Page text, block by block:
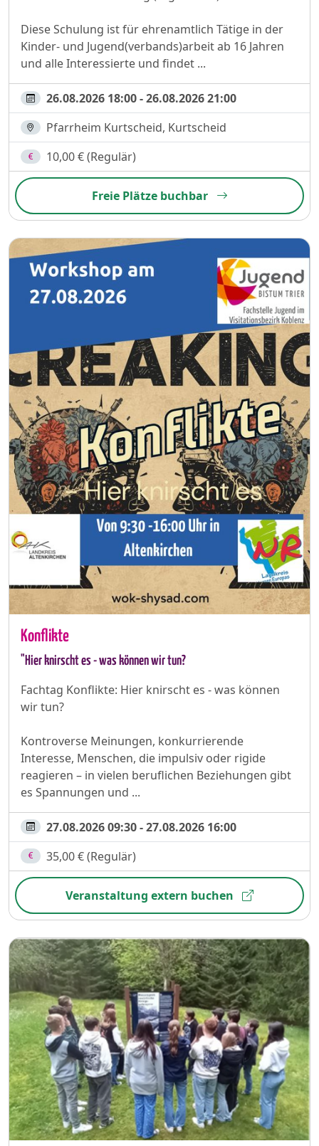
Diese Schulung ist für ehrenamtlich Tätige in der
Kinder- und Jugend(verbands)arbeit ab 16 Jahren
und alle Interessierte und findet ...
26.08.2026 18:00 - 26.08.2026 21:00
Pfarrheim Kurtscheid, Kurtscheid
10,00 € (Regulär)
Freie Plätze buchbar
Konflikte
"Hier knirscht es - was können wir tun?
Fachtag Konflikte: Hier knirscht es - was können
wir tun?
Kontroverse Meinungen, konkurrierende
Interesse, Menschen, die impulsiv oder rigide
reagieren – in vielen beruflichen Beziehungen gibt
es Spannungen und ...
27.08.2026 09:30 - 27.08.2026 16:00
35,00 € (Regulär)
Veranstaltung extern buchen